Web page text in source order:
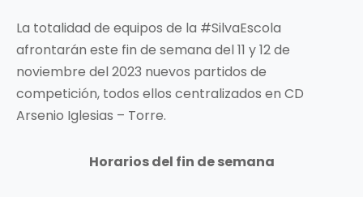
La totalidad de equipos de la #SilvaEscola
afrontarán este fin de semana del 11 y 12 de
noviembre del 2023 nuevos partidos de
competición, todos ellos centralizados en CD
Arsenio Iglesias – Torre.
Horarios del fin de semana